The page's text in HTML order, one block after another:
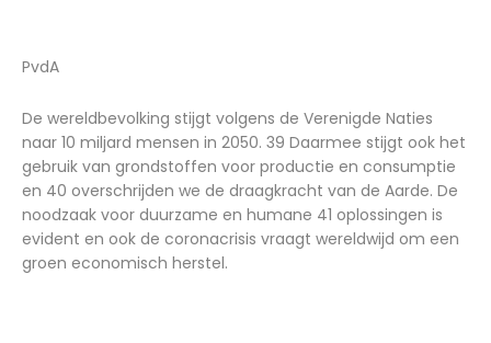
PvdA
De wereldbevolking stijgt volgens de Verenigde Naties
naar 10 miljard mensen in 2050. 39 Daarmee stijgt ook het
gebruik van grondstoffen voor productie en consumptie
en 40 overschrijden we de draagkracht van de Aarde. De
noodzaak voor duurzame en humane 41 oplossingen is
evident en ook de coronacrisis vraagt wereldwijd om een
groen economisch herstel.